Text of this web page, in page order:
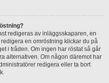
redigeras av inläggsskaparen, en
en omröstning klickar du på
i tråden. Om ingen har röstat så går
alternativen. Om någon däremot har
redigera eller ta bort